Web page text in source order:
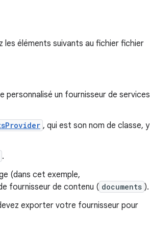
les éléments suivants au fichier fichier
un fournisseur de services
, qui est son nom de classe, y
.
(dans cet exemple,
fournisseur de contenu ( documents ).
exporter votre fournisseur pour